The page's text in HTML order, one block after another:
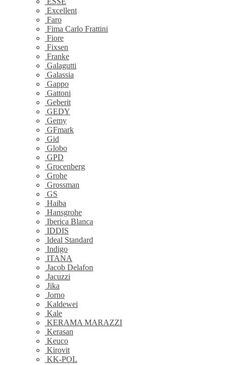
Excellent
Faro
Fima Carlo Frattini
Fiore
Fixsen
Franke
Galagutti
Galassia
Gappo
Gattoni
Geberit
GEDY
Gemy
GFmark
Gid
Globo
GPD
Grocenberg
Grohe
Grossman
GS
Haiba
Hansgrohe
Iberica Blanca
IDDIS
Ideal Standard
Indigo
ITANA
Jacob Delafon
Jacuzzi
Jika
Jorno
Kaldewei
Kale
KERAMA MARAZZI
Kerasan
Keuco
Kirovit
KK-POL